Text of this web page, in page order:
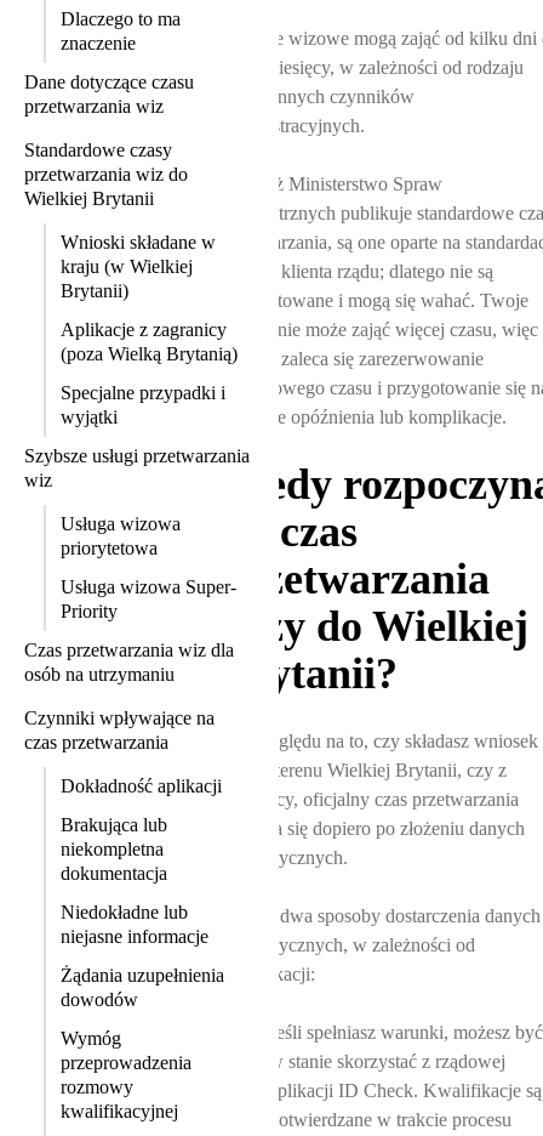
Dlaczego to ma
znaczenie
Dane dotyczące czasu
przetwarzania wiz
Standardowe czasy
przetwarzania wiz do
Wielkiej Brytanii
Wnioski składane w
kraju (w Wielkiej
Brytanii)
Aplikacje z zagranicy
(poza Wielką Brytanią)
Specjalne przypadki i
wyjątki
Szybsze usługi przetwarzania
wiz
Usługa wizowa
priorytetowa
Usługa wizowa Super-
Priority
Czas przetwarzania wiz dla
osób na utrzymaniu
Czynniki wpływające na
czas przetwarzania
Dokładność aplikacji
Brakująca lub
niekompletna
dokumentacja
Niedokładne lub
niejasne informacje
Żądania uzupełnienia
dowodów
Wymóg
przeprowadzenia
rozmowy
kwalifikacyjnej
Decyzje wizowe mogą zająć od kilku dni
kilku miesięcy, w zależności od rodzaju
wizy i innych czynników
administracyjnych.
Chociaż Ministerstwo Spraw
Wewnętrznych publikuje standardowe
przetwarzania, są one oparte na
obsługi klienta rządu; dlatego nie są
gwarantowane i mogą się wahać. Twoje
zgłoszenie może zająć więcej czasu, więc
zawsze zaleca się zarezerwowanie
dodatkowego czasu i przygotowanie się
możliwe opóźnienia lub komplikacje.
Kiedy
się czas
przetwarzania
wizy do Wielkiej
Brytanii?
Bez względu na to, czy składasz wniosek
wizę z terenu Wielkiej Brytanii, czy z
zagranicy, oficjalny czas przetwarzania
zaczyna się dopiero po złożeniu danych
biometrycznych.
Istnieją dwa sposoby dostarczenia danych
biometrycznych, w zależności od
kwalifikacji:
Jeśli spełniasz warunki, możesz być
w stanie skorzystać z rządowej
aplikacji ID Check. Kwalifikacje są
potwierdzane w trakcie procesu